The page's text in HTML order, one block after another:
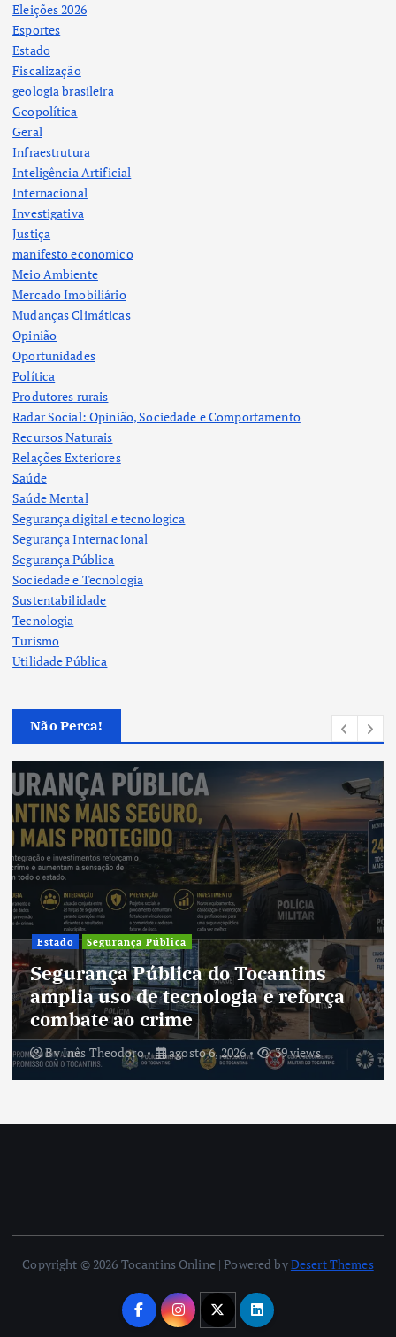
Eleições 2026
Esportes
Estado
Fiscalização
geologia brasileira
Geopolítica
Geral
Infraestrutura
Inteligência Artificial
Internacional
Investigativa
Justiça
manifesto economico
Meio Ambiente
Mercado Imobiliário
Mudanças Climáticas
Opinião
Oportunidades
Política
Produtores rurais
Radar Social: Opinião, Sociedade e Comportamento
Recursos Naturais
Relações Exteriores
Saúde
Saúde Mental
Segurança digital e tecnologica
Segurança Internacional
Segurança Pública
Sociedade e Tecnologia
Sustentabilidade
Tecnologia
Turismo
Utilidade Pública
Não Perca!
reforça
39 views
Cultura
Cultura do Tocantins
tradições e fortalece
um estado em constante
transformação
ByInês Theodoro agosto 5, 2026
Copyright © 2026 Tocantins Online | Powered byDesert Themes